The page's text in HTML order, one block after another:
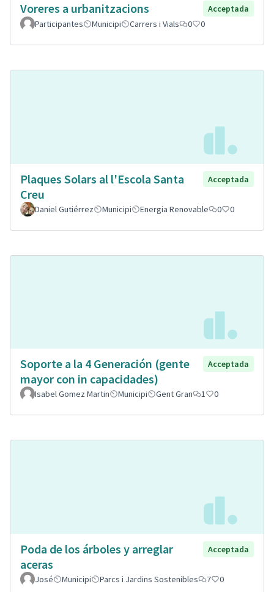
Voreres a urbanitzacions
Acceptada
Participantes
Municipi Carrers i Vials 0 0
Plaques Solars al l'Escola Santa
Creu
Acceptada
Daniel Gutiérrez Municipi Energia Renovable 0 0
Soporte a la 4 Generación (gente
mayor con in capacidades)
Acceptada
Isabel Gomez Martin Municipi Gent Gran 1 0
Poda de los árboles y arreglar
aceras
Acceptada
José Municipi Parcs i Jardins Sostenibles 7 0